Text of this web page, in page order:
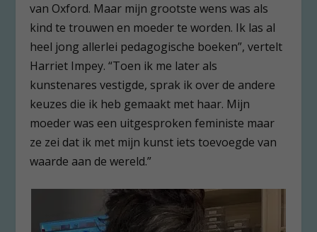
van Oxford. Maar mijn grootste wens was als
kind te trouwen en moeder te worden. Ik las al
heel jong allerlei pedagogische boeken”, vertelt
Harriet Impey. “Toen ik me later als
kunstenares vestigde, sprak ik over de andere
keuzes die ik heb gemaakt met haar. Mijn
moeder was een uitgesproken feministe maar
ze zei dat ik met mijn kunst iets toevoegde van
waarde aan de wereld.”